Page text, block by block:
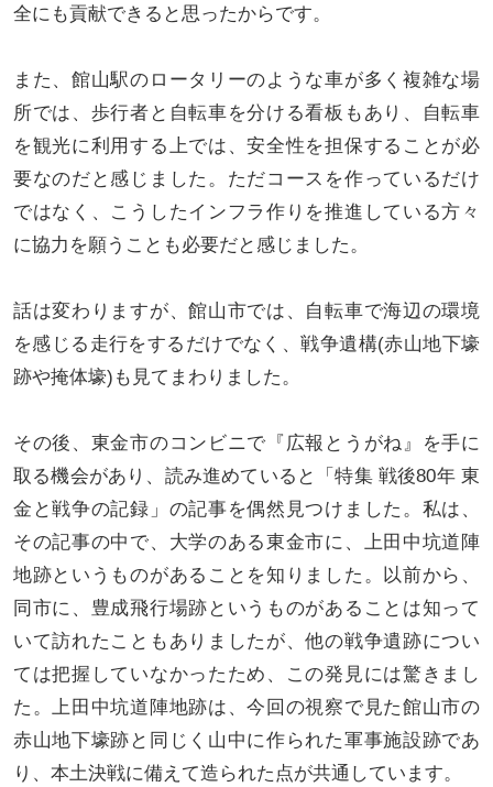
全にも貢献できると思ったからです。
また、館山駅のロータリーのような車が多く複雑な場
所では、歩行者と自転車を分ける看板もあり、自転車
を観光に利用する上では、安全性を担保することが必
要なのだと感じました。ただコースを作っているだけ
ではなく、こうしたインフラ作りを推進している方々
に協力を願うことも必要だと感じました。
話は変わりますが、館山市では、自転車で海辺の環境
を感じる走行をするだけでなく、戦争遺構(赤山地下壕
跡や掩体壕)も見てまわりました。
その後、東金市のコンビニで『広報とうがね』を手に
取る機会があり、読み進めていると「特集 戦後80年 東
金と戦争の記録」の記事を偶然見つけました。私は、
その記事の中で、大学のある東金市に、上田中坑道陣
地跡というものがあることを知りました。以前から、
同市に、豊成飛行場跡というものがあることは知って
いて訪れたこともありましたが、他の戦争遺跡につい
ては把握していなかったため、この発見には驚きまし
た。上田中坑道陣地跡は、今回の視察で見た館山市の
赤山地下壕跡と同じく山中に作られた軍事施設跡であ
り、本土決戦に備えて造られた点が共通しています。